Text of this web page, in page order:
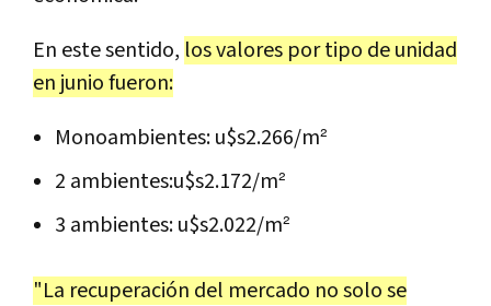
En este sentido, los valores por tipo de unidad
en junio fueron:
Monoambientes: u$s2.266/m²
2 ambientes:u$s2.172/m²
3 ambientes: u$s2.022/m²
"La recuperación del mercado no solo se